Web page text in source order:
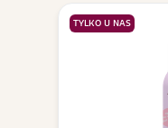
TYLKO U NAS